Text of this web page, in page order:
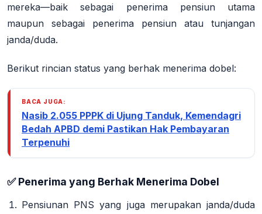
mereka—baik sebagai penerima pensiun utama
maupun sebagai penerima pensiun atau tunjangan
janda/duda.
Berikut rincian status yang berhak menerima dobel:
BACA JUGA:
Nasib 2.055 PPPK di Ujung Tanduk, Kemendagri
Bedah APBD demi Pastikan Hak Pembayaran
Terpenuhi
✅ Penerima yang Berhak Menerima Dobel
Pensiunan PNS yang juga merupakan janda/duda